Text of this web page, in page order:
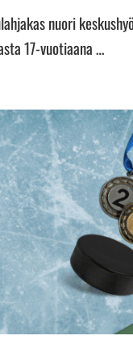
nuori
17-vuotiaana …